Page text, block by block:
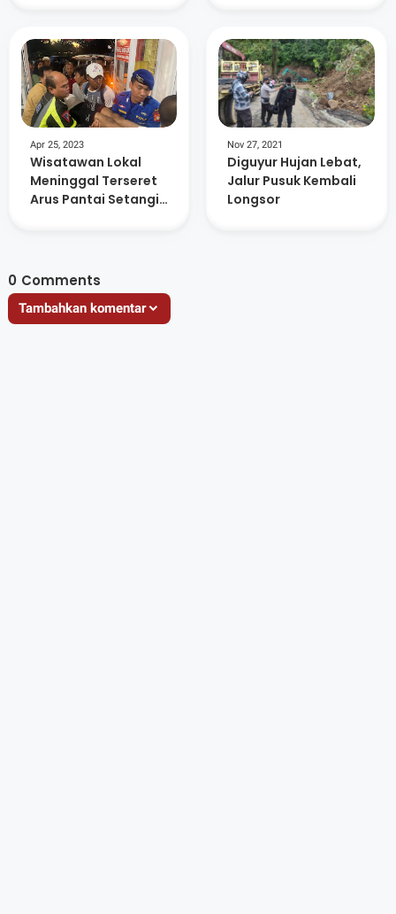
Apr 25, 2023
Wisatawan Lokal
Meninggal Terseret
Arus Pantai Setangi
Nov 27, 2021
Diguyur Hujan Lebat,
Jalur Pusuk Kembali
Longsor
0 Comments
Tambahkan komentar